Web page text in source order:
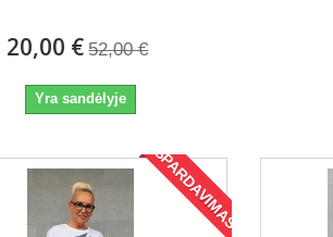
20,00 € 52,00 €
Yra sandėlyje
IŠPARDAVIMAS!